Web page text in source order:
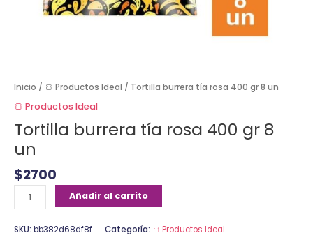
Inicio / 🍞 Productos Ideal / Tortilla burrera tía rosa 400 gr 8 un
🍞 Productos Ideal
Tortilla burrera tía rosa 400 gr 8
un
$2700
Añadir al carrito
SKU: bb382d68df8f Categoría: 🍞 Productos Ideal